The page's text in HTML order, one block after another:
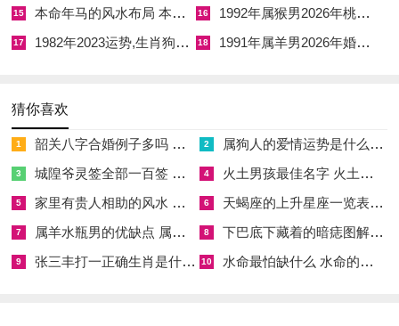
盟，让煮熟的鸭子飞走，让牢靠的关系生变。
值此流年属兔者在投资合伙领域需格外留神。看似完美的项目计
昔日的合伙人或好友，也可能因利益分配不均而反目成仇，凭借
过往经历 去判断决策，在此年往往失灵，必须打醒十二分精
随破太岁而来的，还有感情上的裂痕，单身者看似桃花缤纷，实
则多是镜花水月纠缠不清；已婚者易因家庭琐事与伴侣爆发冷
战，部分陈年旧账会被翻出来彻底清算，想在工作上寻求突破的
15 本命年马的风水布局 本命年马的佛像怎么摆放 16 1992年属猴男2026年桃花运 1992年属猴男2026年感情运如何
17 1982年2023运势,生肖狗1982年2023运势 18 1991年属羊男2026年婚姻运势 1991年属羊男2026年感情运如何
猜你喜欢
1 韶关八字合婚例子多吗 韶关八字测风水 2 属狗人的爱情运势是什么意思 属狗的人爱情观
3 城隍爷灵签全部一百签 城隍爷灵签解签大全 4 火土男孩最佳名字 火土属性的字男孩名字有哪些
5 家里有贵人相助的风水 家里有贵人是什么意思 6 天蝎座的上升星座一览表 天蝎座的上升星座查询
7 属羊水瓶男的优缺点 属羊水瓶座男生性格爱情观 8 下巴底下藏着的暗痣图解 下巴尖底下有痣代表什么
9 张三丰打一正确生肖是什么意思 张三丰是指什么生肖 10 水命最怕缺什么 水命的人忌什么